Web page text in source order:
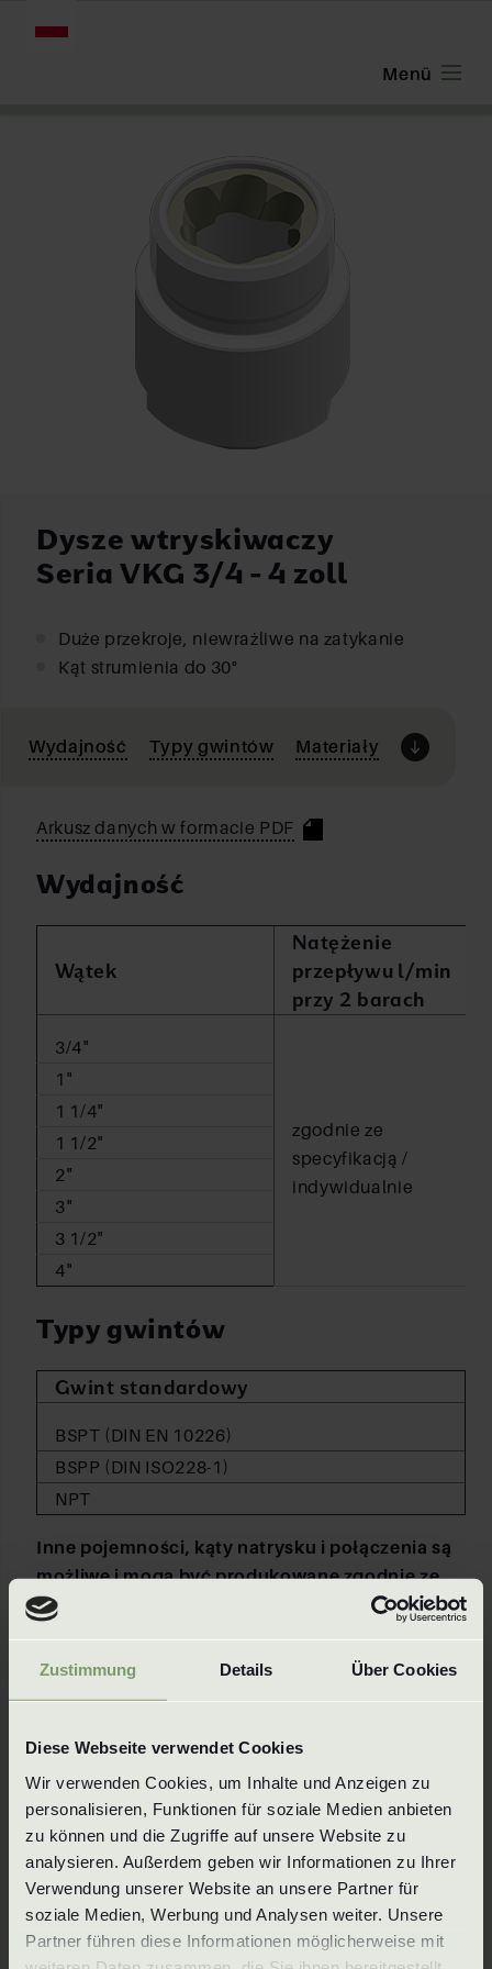
Zustimmung Details Über Cookies
Diese Webseite verwendet Cookies
Wir verwenden Cookies, um Inhalte und Anzeigen zu
personalisieren, Funktionen für soziale Medien anbieten
zu können und die Zugriffe auf unsere Website zu
analysieren. Außerdem geben wir Informationen zu Ihrer
Verwendung unserer Website an unsere Partner für
soziale Medien, Werbung und Analysen weiter. Unsere
Partner führen diese Informationen möglicherweise mit
POLSKI
Dysze wtryskiwaczy
Seria VKG 3/4 - 4 zoll
Duże przekroje, niewrażliwe na zatykanie
Kąt strumienia do 30°
Wydajność Typy gwintów Materiały
Arkusz danych w formacie PDF
Wydajność
Wątek
Natężenie
przepływu l/min
przy 2 barach
3/4"
zgodnie ze
specyfikacją /
indywidualnie
1"
1 1/4"
1 1/2"
2"
3"
3 1/2"
4"
Typy gwintów
Gwint standardowy
BSPT (DIN EN 10226)
BSPP (DIN ISO228-1)
NPT
Inne pojemności, kąty natrysku i połączenia są
możliwe i mogą być produkowane zgodnie ze
specyfikacjami klienta.
Materiały
1.4404 / 316L
Titan
1.4571 / 316Ti
Superduplex
1.4841 / 314
Hastelloy
i wszystkie inne materiały obrabialne